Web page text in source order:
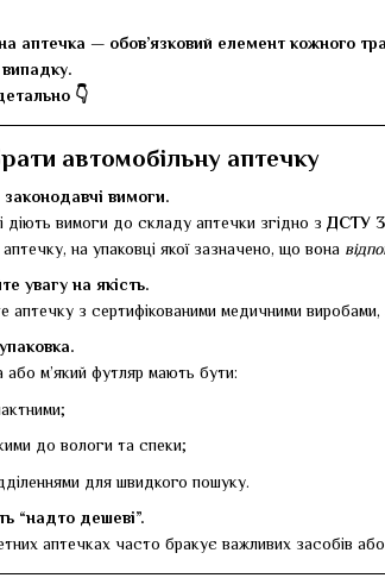
аптечка — обов’язковий елемент кожного
👇
автомобільну аптечку
законодавчі вимоги.
діють вимоги до складу аптечки згідно з ДСТУ
на упаковці якої зазначено, що вона
увагу на якість.
аптечку з сертифікованими медичними
м’який футляр мають бути:
до вологи та спеки;
для швидкого пошуку.
“надто дешеві”.
аптечках часто бракує важливих засобів або